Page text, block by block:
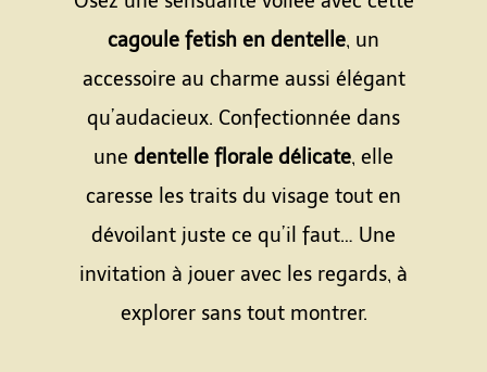
cagoule fetish en dentelle, un
accessoire au charme aussi élégant
qu’audacieux. Confectionnée dans
une dentelle florale délicate, elle
caresse les traits du visage tout en
dévoilant juste ce qu’il faut… Une
invitation à jouer avec les regards, à
explorer sans tout montrer.